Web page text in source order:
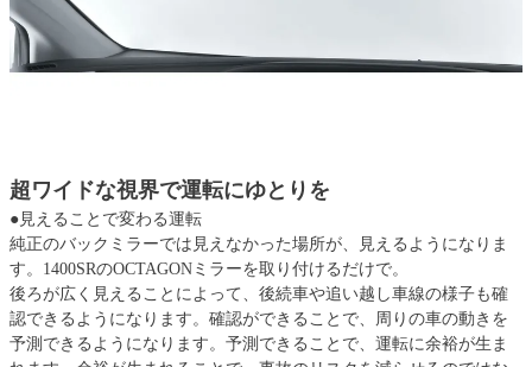
超ワイドな視界で運転にゆとりを
●見えることで変わる運転
純正のバックミラーでは見えなかった場所が、見えるようになりま
す。1400SRのOCTAGONミラーを取り付けるだけで。
後ろが広く見えることによって、後続車や追い越し車線の様子も確
認できるようになります。確認ができることで、周りの車の動きを
予測できるようになります。予測できることで、運転に余裕が生ま